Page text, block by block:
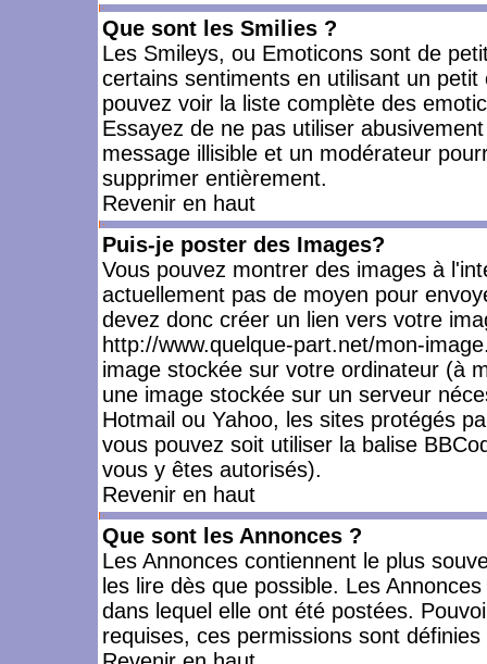
Que sont les Smilies ?
Les Smileys, ou Emoticons sont de
certains sentiments en utilisant un
pouvez voir la liste complète des
Essayez de ne pas utiliser
message illisible et un modérateur
supprimer entièrement.
Revenir en haut
Puis-je poster des Images?
Vous pouvez montrer des images à
actuellement pas de moyen pour
devez donc créer un lien vers votre
http://www.quelque-part.net/mon-
image stockée sur votre ordinateur (à
une image stockée sur un serveur
Hotmail ou Yahoo, les sites protégés
vous pouvez soit utiliser la balise
vous y êtes autorisés).
Revenir en haut
Que sont les Annonces ?
Les Annonces contiennent le plus
les lire dès que possible. Les
dans lequel elle ont été postées.
requises, ces permissions sont